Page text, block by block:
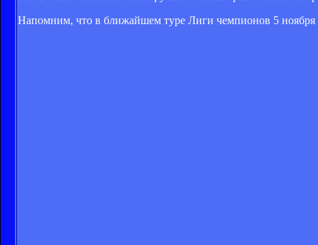
Напомним, что в ближайшем туре Лиги чемпионов 5